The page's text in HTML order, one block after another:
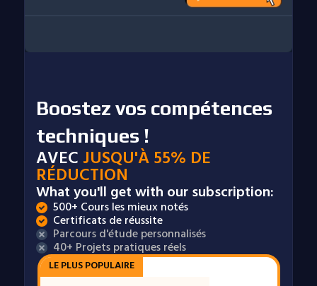
Boostez vos compétences
techniques !
AVEC JUSQU'À 55% DE
RÉDUCTION
What you'll get with our subscription:
500+ Cours les mieux notés
Certificats de réussite
Parcours d'étude personnalisés
40+ Projets pratiques réels
LE PLUS POPULAIRE